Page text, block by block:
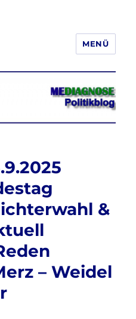
seine
Schrift und Bild
zu verbreiten
MENÜ
&
– Weidel